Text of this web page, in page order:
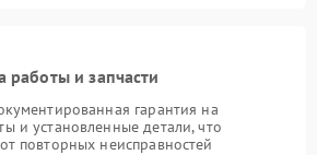
работы и запчасти
гарантия на
и установленные детали, что
повторных неисправностей